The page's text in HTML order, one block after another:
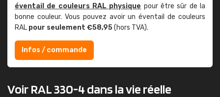
éventail de couleurs RAL physique pour être sûr de la
bonne couleur. Vous pouvez avoir un éventail de couleurs
RAL pour seulement €58,95(hors TVA).
Infos / commande
Voir RAL 330-4 dans la vie réelle